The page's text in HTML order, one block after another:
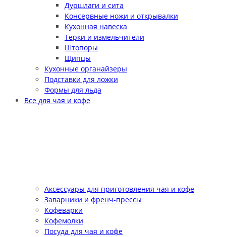
Дуршлаги и сита
Консервные ножи и открывалки
Кухонная навеска
Терки и измельчители
Штопоры
Щипцы
Кухонные органайзеры
Подставки для ложки
Формы для льда
Все для чая и кофе
Аксессуары для приготовления чая и кофе
Заварники и френч-прессы
Кофеварки
Кофемолки
Посуда для чая и кофе